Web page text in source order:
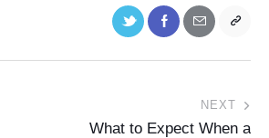
NEXT
What to Expect When a